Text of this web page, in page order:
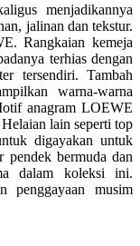
menjadikannya
jalinan dan tekstur.
Rangkaian kemeja
terhias dengan
tersendiri. Tambah
warna-warna
anagram LOEWE
lain seperti top
digayakan untuk
pendek bermuda dan
dalam koleksi ini.
penggayaan musim